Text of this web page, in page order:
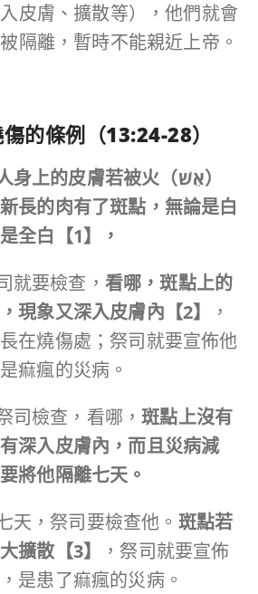
皮膚、擴散等），他們就會
隔離，暫時不能親近上帝。
的條例（13:24-28）
身上的皮膚若被火（אֵשׁ）
長的肉有了斑點，無論是白
全白【1】，
就要檢查， 看哪，斑點上的
現象又深入皮膚內【2】
，
在燒傷處；祭司就要宣佈他
痲瘋的災病。
司檢查，看哪，斑點上沒有
深入皮膚內，而且災病減
將他隔離七天。
天，祭司要檢查他。 斑點若
擴散【3】
，祭司就要宣佈
是患了痲瘋的災病。